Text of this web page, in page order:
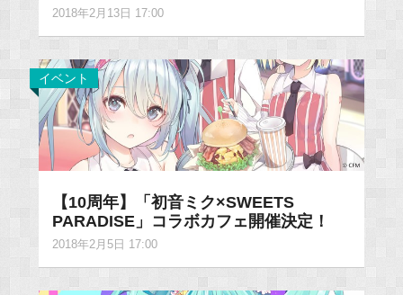
2018年2月13日 17:00
イベント
【10周年】「初音ミク×SWEETS
PARADISE」コラボカフェ開催決定！
2018年2月5日 17:00